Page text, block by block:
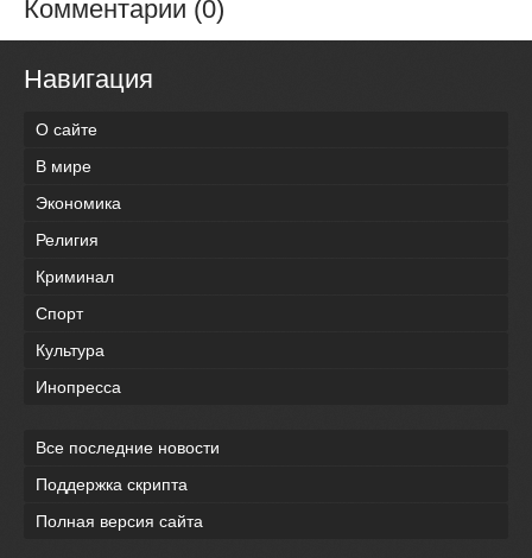
Комментарии (0)
Навигация
О сайте
В мире
Экономика
Религия
Криминал
Спорт
Культура
Инопресса
Все последние новости
Поддержка скрипта
Полная версия сайта